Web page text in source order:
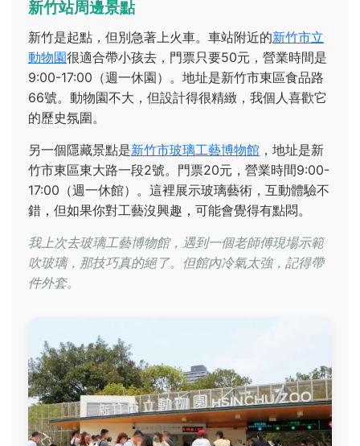
新竹站周邊景點
新竹是起點，但別急著上火車。車站附近的新竹市立
動物園很適合帶小孩去，門票只要50元，營業時間是
9:00-17:00（週一休園）。地址是新竹市東區食品路
66號。動物園不大，但設計得很精緻，我個人喜歡它
的歷史氛圍。
另一個隱藏景點是新竹市玻璃工藝博物館 ，地址是新
竹市東區東大路一段2號。門票20元，營業時間9:00-
17:00（週一休館）。這裡展示玻璃藝術，互動體驗不
錯，但如果你對工藝沒興趣，可能會覺得有點悶。
我上次去玻璃工藝博物館，遇到一個老師傅現場示範
吹玻璃，那技巧真的絕了。但館內冷氣太強，記得帶
件外套。